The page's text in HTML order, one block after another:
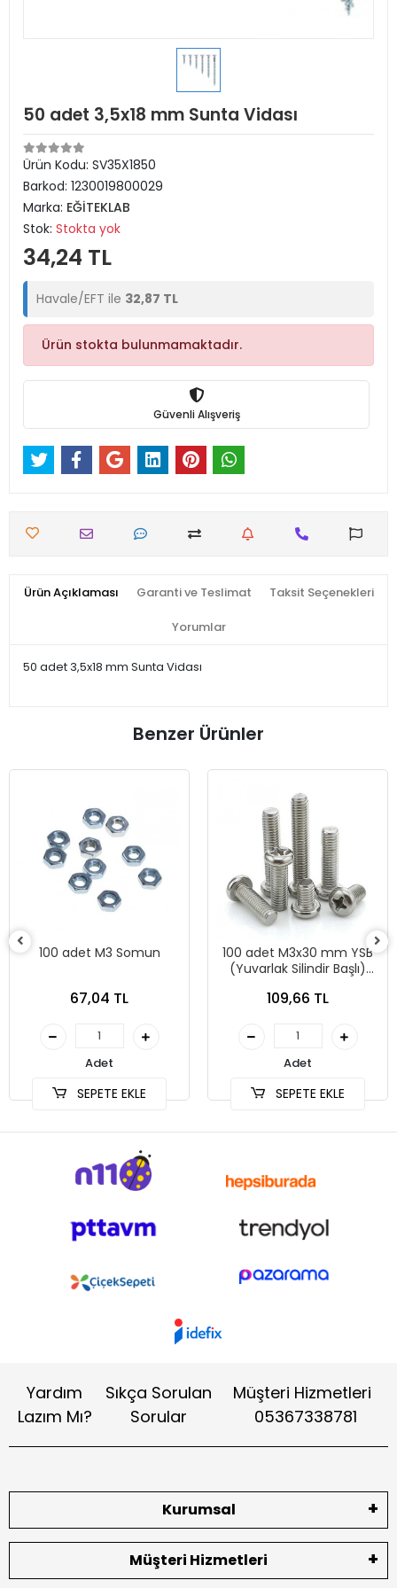
50 adet 3,5x18 mm Sunta Vidası
Ürün Kodu: SV35X1850
Barkod: 1230019800029
Marka: EĞİTEKLAB
Stok: Stokta yok
34,24 TL
Havale/EFT ile 32,87 TL
Ürün stokta bulunmamaktadır.
Güvenli Alışveriş
Ürün Açıklaması Garanti ve Teslimat Taksit Seçenekleri
Yorumlar
50 adet 3,5x18 mm Sunta Vidası
Benzer Ürünler
100 adet M3 Somun
67,04 TL
Adet
SEPETE EKLE
100 adet M3x30 mm YSB
(Yuvarlak Silindir Başlı)
109,66 TL
Adet
SEPETE EKLE
Yardım
Lazım Mı?
Sıkça Sorulan
Sorular
Müşteri Hizmetleri
05367338781
Kurumsal
Müşteri Hizmetleri